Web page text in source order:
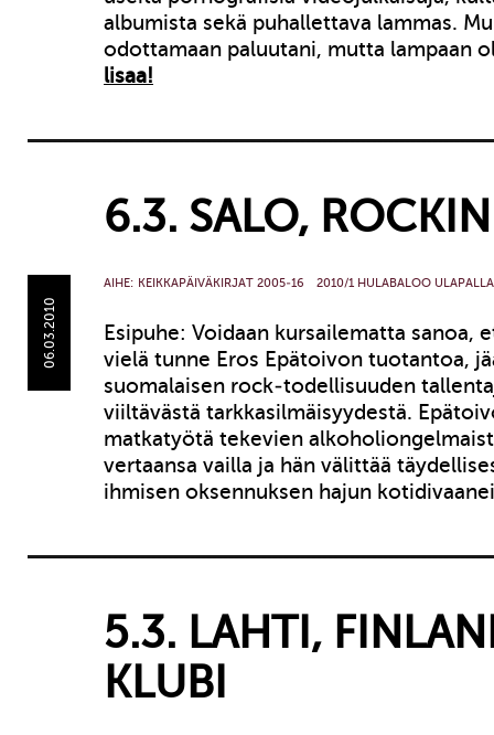
albumista sekä puhallettava lammas.
odottamaan paluutani, mutta lampaan
lisaa!
6.3. SALO,
06.03.2010
AIHE: KEIKKAPÄIVÄKIRJAT 2005-16 2010/1 HULABALOO ULAPALLA
Esipuhe: Voidaan kursailematta sanoa,
vielä tunne Eros Epätoivon tuotantoa,
suomalaisen rock-todellisuuden
viiltävästä tarkkasilmäisyydestä.
matkatyötä tekevien
vertaansa vailla ja hän välittää
ihmisen oksennuksen hajun
5.3. LAHTI,
KLUBI